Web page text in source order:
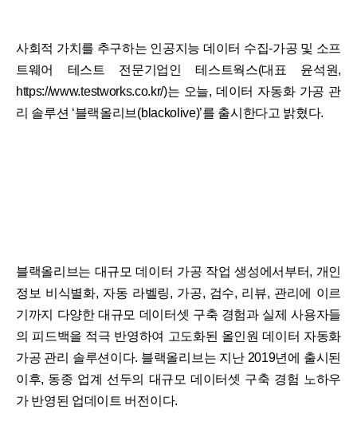
사회적 가치를 추구하는 인공지능 데이터 수집-가공 및 소프
트웨어 테스트 전문기업인 테스트웍스(대표 윤석원,
https://www.testworks.co.kr/)는 오늘, 데이터 자동화 가공 관
리 솔루션 ‘블랙올리브(blackolive)’를 출시한다고 밝혔다.
블랙올리브는 대규모 데이터 가공 작업 생성에서부터, 개인
정보 비식별화, 자동 라벨링, 가공, 검수, 리뷰, 관리에 이르
기까지 다양한 대규모 데이터셋 구축 경험과 실제 사용자들
의 피드백을 적극 반영하여 고도화된 올인원 데이터 자동화
가공 관리 솔루션이다. 블랙올리브는 지난 2019년에 출시된
이후, 동종 업계 선두의 대규모 데이터셋 구축 경험 노하우
가 반영된 업데이트 버전이다.